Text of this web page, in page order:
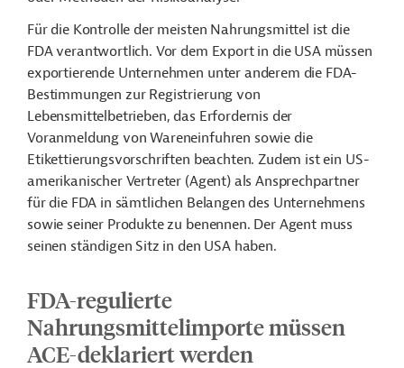
Für die Kontrolle der meisten Nahrungsmittel ist die
FDA verantwortlich. Vor dem Export in die USA müssen
exportierende Unternehmen unter anderem die FDA-
Bestimmungen zur Registrierung von
Lebensmittelbetrieben, das Erfordernis der
Voranmeldung von Wareneinfuhren sowie die
Etikettierungsvorschriften beachten. Zudem ist ein US-
amerikanischer Vertreter (Agent) als Ansprechpartner
für die FDA in sämtlichen Belangen des Unternehmens
sowie seiner Produkte zu benennen. Der Agent muss
seinen ständigen Sitz in den USA haben.
FDA-regulierte
Nahrungsmittelimporte müssen
ACE-deklariert werden